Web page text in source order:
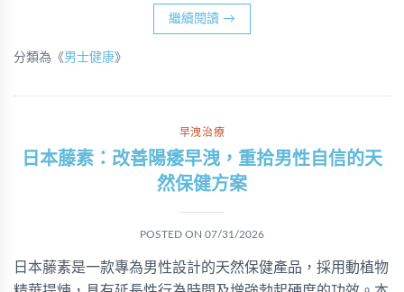
繼續閱讀 →
分類為《男士健康》
早洩治療
日本藤素：改善陽痿早洩，重拾男性自信的天
然保健方案
POSTED ON 07/31/2026
日本藤素是一款專為男性設計的天然保健產品，採用動植物